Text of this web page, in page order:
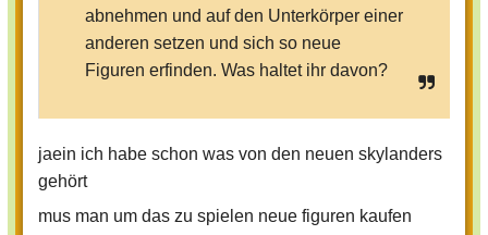
abnehmen und auf den Unterkörper einer
anderen setzen und sich so neue
Figuren erfinden. Was haltet ihr davon?
jaein ich habe schon was von den neuen skylanders
gehört
mus man um das zu spielen neue figuren kaufen